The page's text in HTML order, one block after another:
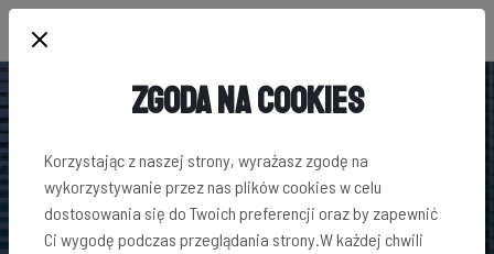
Zgoda na Cookies
Korzystając z naszej strony, wyrażasz zgodę na
wykorzystywanie przez nas plików cookies w celu
dostosowania się do Twoich preferencji oraz by zapewnić
Ci wygodę podczas przeglądania strony.W każdej chwili